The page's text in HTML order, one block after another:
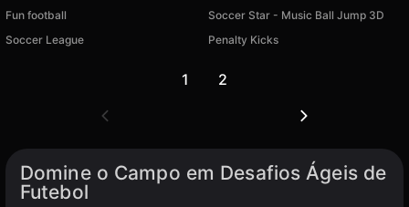
Fun football
Soccer Star - Music Ball Jump 3D
Soccer League
Penalty Kicks
1 2
Domine o Campo em Desafios Ágeis de
Futebol